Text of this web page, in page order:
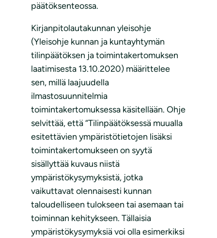
päätöksenteossa.
Kirjanpitolautakunnan yleisohje
(Yleisohje kunnan ja kuntayhtymän
tilinpäätöksen ja toimintakertomuksen
laatimisesta 13.10.2020) määrittelee
sen, millä laajuudella
ilmastosuunnitelmia
toimintakertomuksessa käsitellään. Ohje
selvittää, että “Tilinpäätöksessä muualla
esitettävien ympäristötietojen lisäksi
toimintakertomukseen on syytä
sisällyttää kuvaus niistä
ympäristökysymyksistä, jotka
vaikuttavat olennaisesti kunnan
taloudelliseen tulokseen tai asemaan tai
toiminnan kehitykseen. Tällaisia
ympäristökysymyksiä voi olla esimerkiksi